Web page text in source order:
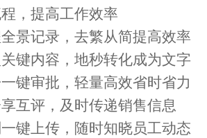
，提高工作效率
全景记录，去繁从简提高效率
关键内容，地秒转化成为文字
一键审批，轻量高效省时省力
互评，及时传递销售信息
一键上传，随时知晓员工动态